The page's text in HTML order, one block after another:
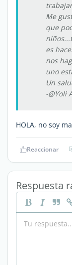
Me
que
es
nos
uno
Un
-@Yoli
HOLA, no soy
Reaccionar
Respuesta